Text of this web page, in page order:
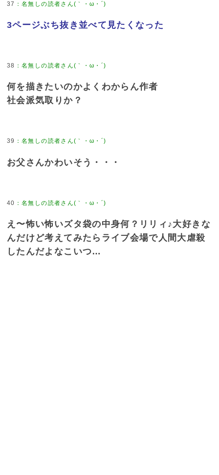
37 ：名無しの読者さん(｀・ω・´)
3ページぶち抜き並べて見たくなった
38 ：名無しの読者さん(｀・ω・´)
何を描きたいのかよくわからん作者
社会派気取りか？
39 ：名無しの読者さん(｀・ω・´)
お父さんかわいそう・・・
40 ：名無しの読者さん(｀・ω・´)
え〜怖い怖いズタ袋の中身何？リリィ♪大好きな
んだけど考えてみたらライブ会場で人間大虐殺
したんだよなこいつ…